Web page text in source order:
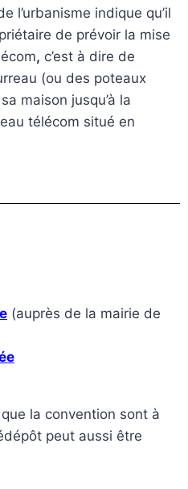
l’urbanisme indique qu’il
de prévoir la mise
, c’est à dire de
(ou des poteaux
maison jusqu’à la
télécom situé en
(auprès de la mairie de
la convention sont à
peut aussi être